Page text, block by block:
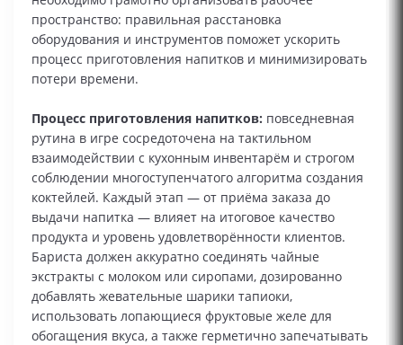
пространство: правильная расстановка
оборудования и инструментов поможет ускорить
процесс приготовления напитков и минимизировать
потери времени.
Процесс приготовления напитков: повседневная
рутина в игре сосредоточена на тактильном
взаимодействии с кухонным инвентарём и строгом
соблюдении многоступенчатого алгоритма создания
коктейлей. Каждый этап — от приёма заказа до
выдачи напитка — влияет на итоговое качество
продукта и уровень удовлетворённости клиентов.
Бариста должен аккуратно соединять чайные
экстракты с молоком или сиропами, дозированно
добавлять жевательные шарики тапиоки,
использовать лопающиеся фруктовые желе для
обогащения вкуса, а также герметично запечатывать